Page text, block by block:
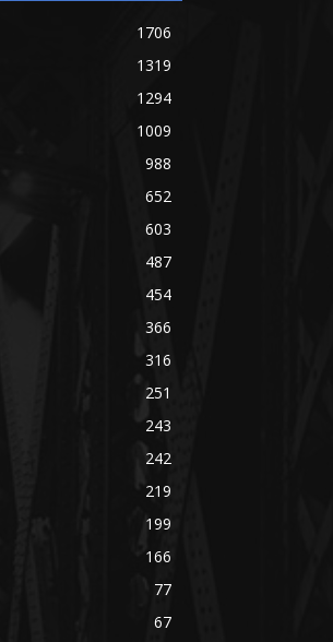
1706
1319
1294
1009
988
652
603
487
454
366
316
251
243
242
219
199
166
77
67